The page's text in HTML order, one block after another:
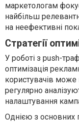
маркетологам
найбільш
на неефективні
Стратегії
У роботі з push-
оптимізація
користувачів
регулярно
налаштування
Однією з основних